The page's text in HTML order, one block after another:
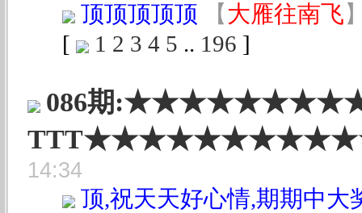
顶顶顶顶顶
【 大雁往南飞
[
1 2 3 4 5 .. 196 ]
086期
14:34
顶,祝天天好心情,期期中大